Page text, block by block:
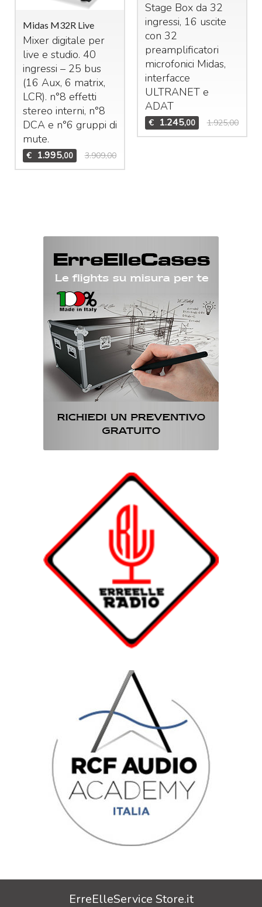
Midas M32R Live
Mixer digitale per
live e studio. 40
ingressi – 25 bus
(16 Aux, 6 matrix,
LCR). n°8 effetti
stereo interni, n°8
DCAe n°6 gruppi di
mute.
€ 1.995,00 3.909,00
Stage Box da 32
ingressi, 16 uscite
con 32
preamplificatori
microfonici Midas,
interfacce
ULTRANETe
ADAT
€ 1.245,00 1.925,00
ErreElleService Store.it